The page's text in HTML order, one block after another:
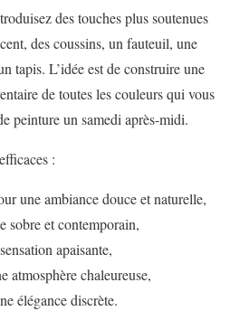
des touches plus soutenues
des coussins, un fauteuil, une
tapis. L’idée est de construire une
de toutes les couleurs qui vous
peinture un samedi après-midi.
:
une ambiance douce et naturelle,
sobre et contemporain,
apaisante,
atmosphère chaleureuse,
élégance discrète.